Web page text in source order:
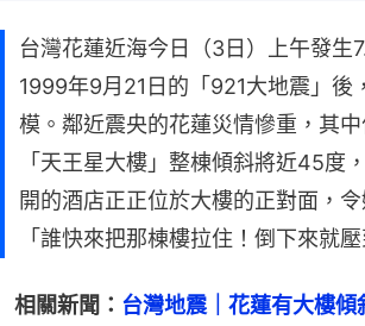
台灣花蓮近海今日（3日）上午發生
1999年9月21日的「921大地震」後
模。鄰近震央的花蓮災情慘重，其
「天王星大樓」整棟傾斜將近45度
開的酒店正正位於大樓的正對面，令
「誰快來把那棟樓拉住！倒下來就壓
相關新聞： 台灣地震｜花蓮有大樓